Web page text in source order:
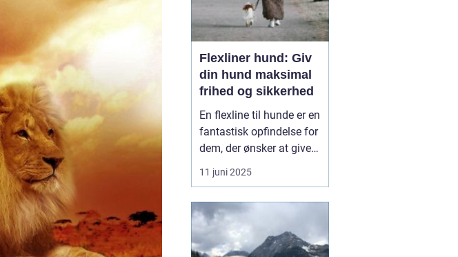
Flexliner hund: Giv
din hund maksimal
frihed og sikkerhed
En flexline til hunde er en
fantastisk opfindelse for
dem, der ønsker at give
deres hunde både frihed
og sikkerhed under
dykke ned i, hvordan
flexliner fungerer,
fordelene ved at bruge
11 juni 2025